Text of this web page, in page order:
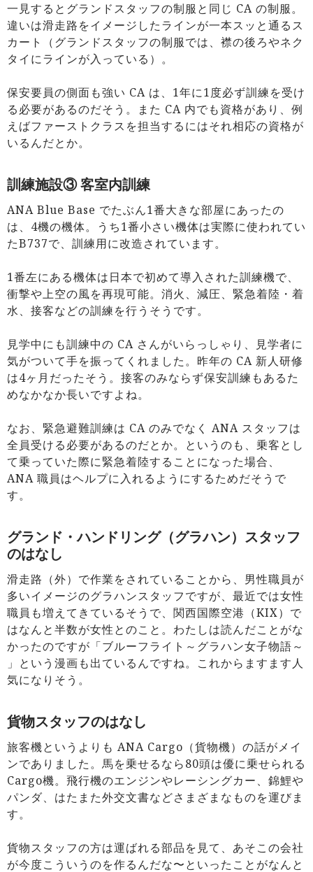
一見するとグランドスタッフの制服と同じ CA の制服。
違いは滑走路をイメージしたラインが一本スッと通るス
カート（グランドスタッフの制服では、襟の後ろやネク
タイにラインが入っている）。
保安要員の側面も強い CA は、1年に1度必ず訓練を受け
る必要があるのだそう。また CA 内でも資格があり、例
えばファーストクラスを担当するにはそれ相応の資格が
いるんだとか。
訓練施設③ 客室内訓練
ANA Blue Base でたぶん1番大きな部屋にあったの
は、4機の機体。うち1番小さい機体は実際に使われてい
たB737で、訓練用に改造されています。
1番左にある機体は日本で初めて導入された訓練機で、
衝撃や上空の風を再現可能。消火、減圧、緊急着陸・着
水、接客などの訓練を行うそうです。
見学中にも訓練中の CA さんがいらっしゃり、見学者に
気がついて手を振ってくれました。昨年の CA 新人研修
は4ヶ月だったそう。接客のみならず保安訓練もあるた
めなかなか長いですよね。
なお、緊急避難訓練は CA のみでなく ANA スタッフは
全員受ける必要があるのだとか。というのも、乗客とし
て乗っていた際に緊急着陸することになった場合、
ANA 職員はヘルプに入れるようにするためだそうで
す。
グランド・ハンドリング（グラハン）スタッフ
のはなし
滑走路（外）で作業をされていることから、男性職員が
多いイメージのグラハンスタッフですが、最近では女性
職員も増えてきているそうで、関西国際空港（KIX）で
はなんと半数が女性とのこと。わたしは読んだことがな
かったのですが「ブルーフライト～グラハン女子物語～
」という漫画も出ているんですね。これからますます人
気になりそう。
貨物スタッフのはなし
旅客機というよりも ANA Cargo（貨物機）の話がメイ
ンでありました。馬を乗せるなら80頭は優に乗せられる
Cargo機。飛行機のエンジンやレーシングカー、錦鯉や
パンダ、はたまた外交文書などさまざまなものを運びま
す。
貨物スタッフの方は運ばれる部品を見て、あそこの会社
が今度こういうのを作るんだな〜といったことがなんと